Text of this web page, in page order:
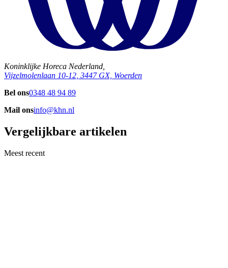
Koninklijke Horeca Nederland,
Vijzelmolenlaan 10-12, 3447 GX, Woerden
Bel ons0348 48 94 89
Mail onsinfo@khn.nl
Vergelijkbare artikelen
Meest recent